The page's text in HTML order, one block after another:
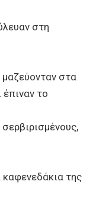
στη
μαζεύονταν στα
έπιναν το
της